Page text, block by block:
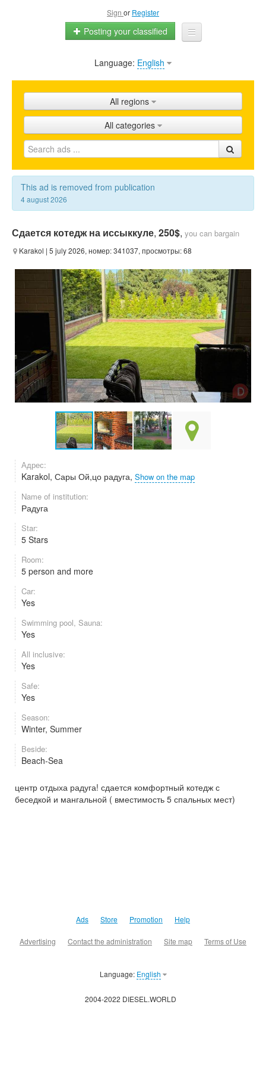
Sign or Register
Posting your classified
Home
Shops
Promotion
FAQ
Blog
Language: English
All regions
All categories
This ad is removed from publication
4 august 2026
Сдается котедж на иссыккуле, 250$, you can bargain
Karakol | 5 july 2026, номер: 341037, просмотры: 68
Адрес:
Karakol, Сары Ой,цо радуга, Show on the map
Name of institution:
Радуга
Star:
5 Stars
Room:
5 person and more
Car:
Yes
Swimming pool, Sauna:
Yes
All inclusive:
Yes
Safe:
Yes
Season:
Winter, Summer
Beside:
Beach-Sea
центр отдыха радуга! сдается комфортный котедж с
беседкой и мангальной ( вместимость 5 спальных мест)
Ads Store Promotion Help
Advertising Contact the administration Site map Terms of Use
Language: English
2004-2022 DIESEL.WORLD